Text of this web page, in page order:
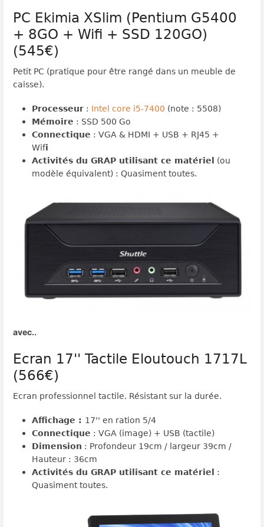
PC Ekimia XSlim (Pentium G5400
+ 8GO + Wifi + SSD 120GO)
(545€)
Petit PC (pratique pour être rangé dans un meuble de
caisse).
Processeur : Intel core i5-7400 (note : 5508)
Mémoire : SSD 500 Go
Connectique : VGA & HDMI + USB + RJ45 +
Wifi
Activités du GRAP utilisant ce matériel
(ou
modèle équivalent) : Quasiment toutes.
avec..
Ecran 17'' Tactile Eloutouch 1717L
(566€)
Ecran professionnel tactile. Résistant sur la durée.
Affichage : 17'' en ration 5/4
Connectique : VGA (image) + USB (tactile)
Dimension : Profondeur 19cm / largeur 39cm /
Hauteur : 36cm
Activités du GRAP utilisant ce matériel
:
Quasiment toutes.